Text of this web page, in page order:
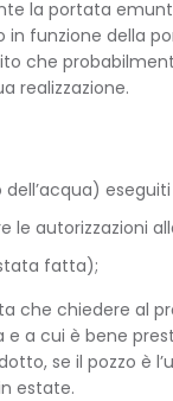
la portata
in funzione
che
realizzazione.
le autorizzazioni
fatta);
che chiedere al
e a cui è bene
se il pozzo è
estate.